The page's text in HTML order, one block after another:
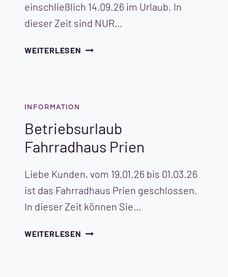
einschließlich 14.09.26 im Urlaub. In
dieser Zeit sind NUR…
WEITERLESEN URLAUB
INFORMATION
Betriebsurlaub
Fahrradhaus Prien
Liebe Kunden, vom 19.01.26 bis 01.03.26
ist das Fahrradhaus Prien geschlossen.
In dieser Zeit können Sie…
WEITERLESEN BETRIEBSURLAUB